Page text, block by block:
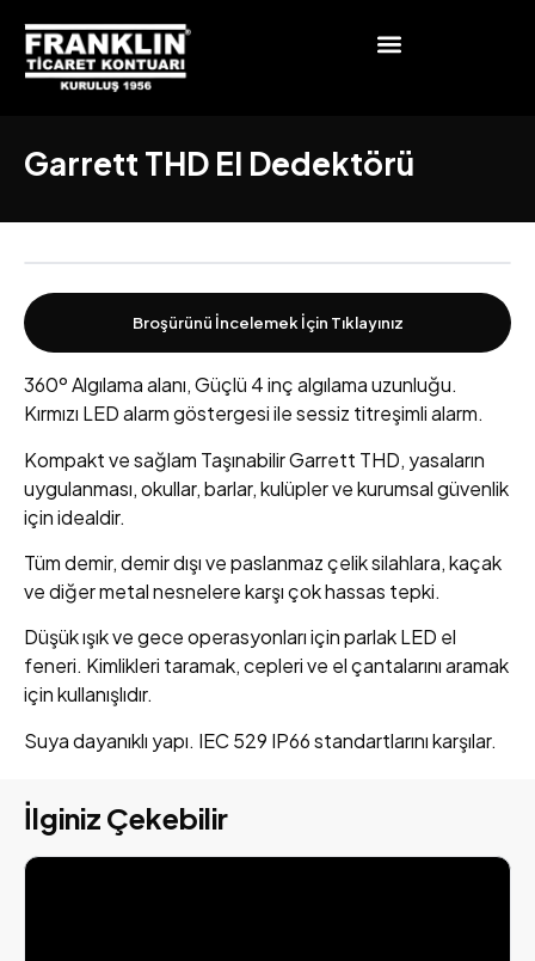
Garrett THD El Dedektörü
Broşürünü İncelemek İçin Tıklayınız
360º Algılama alanı, Güçlü 4 inç algılama uzunluğu.
Kırmızı LED alarm göstergesi ile sessiz titreşimli alarm.
Kompakt ve sağlam Taşınabilir Garrett THD, yasaların
uygulanması, okullar, barlar, kulüpler ve kurumsal güvenlik
için idealdir.
Tüm demir, demir dışı ve paslanmaz çelik silahlara, kaçak
ve diğer metal nesnelere karşı çok hassas tepki.
Düşük ışık ve gece operasyonları için parlak LED el
feneri. Kimlikleri taramak, cepleri ve el çantalarını aramak
için kullanışlıdır.
Suya dayanıklı yapı. IEC 529 IP66 standartlarını karşılar.
İlginiz Çekebilir